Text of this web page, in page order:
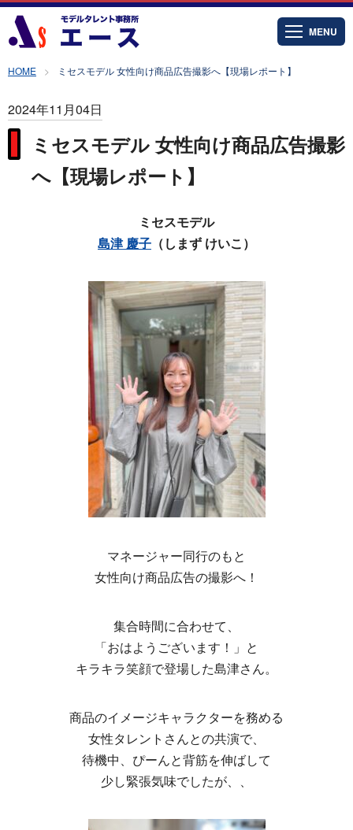
MENU
HOME ミセスモデル 女性向け商品広告撮影へ【現場レポート】
2024年11月04日
ミセスモデル 女性向け商品広告撮影
へ【現場レポート】
ミセスモデル
島津 慶子 （しまず けいこ）
マネージャー同行のもと
女性向け商品広告の撮影へ！
集合時間に合わせて、
「おはようございます！」と
キラキラ笑顔で登場した島津さん。
商品のイメージキャラクターを務める
女性タレントさんとの共演で、
待機中、ぴーんと背筋を伸ばして
少し緊張気味でしたが、、